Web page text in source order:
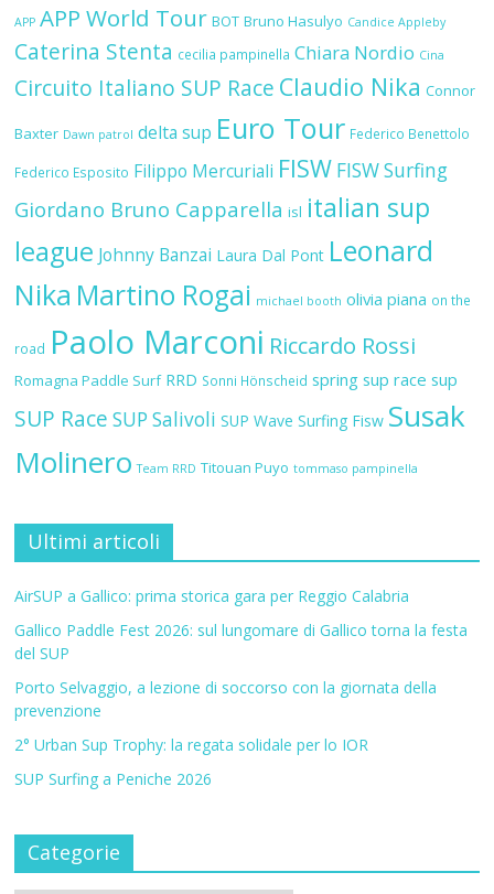
APP APP World Tour BOT Bruno Hasulyo Candice Appleby
Caterina Stenta cecilia pampinella Chiara Nordio Cina
Circuito Italiano SUP Race Claudio Nika Connor
Baxter Dawn patrol delta sup Euro Tour Federico Benettolo
Federico Esposito Filippo Mercuriali FISW FISW Surfing
Giordano Bruno Capparella isl italian sup
league Johnny Banzai Laura Dal Pont Leonard
Nika Martino Rogai michael booth olivia piana on the
road Paolo Marconi Riccardo Rossi
Romagna Paddle Surf RRD Sonni Hönscheid spring sup race sup
SUP Race SUP Salivoli SUP Wave Surfing Fisw Susak
Molinero Team RRD Titouan Puyo tommaso pampinella
Ultimi articoli
AirSUP a Gallico: prima storica gara per Reggio Calabria
Gallico Paddle Fest 2026: sul lungomare di Gallico torna la festa
del SUP
Porto Selvaggio, a lezione di soccorso con la giornata della
prevenzione
2° Urban Sup Trophy: la regata solidale per lo IOR
SUP Surfing a Peniche 2026
Categorie